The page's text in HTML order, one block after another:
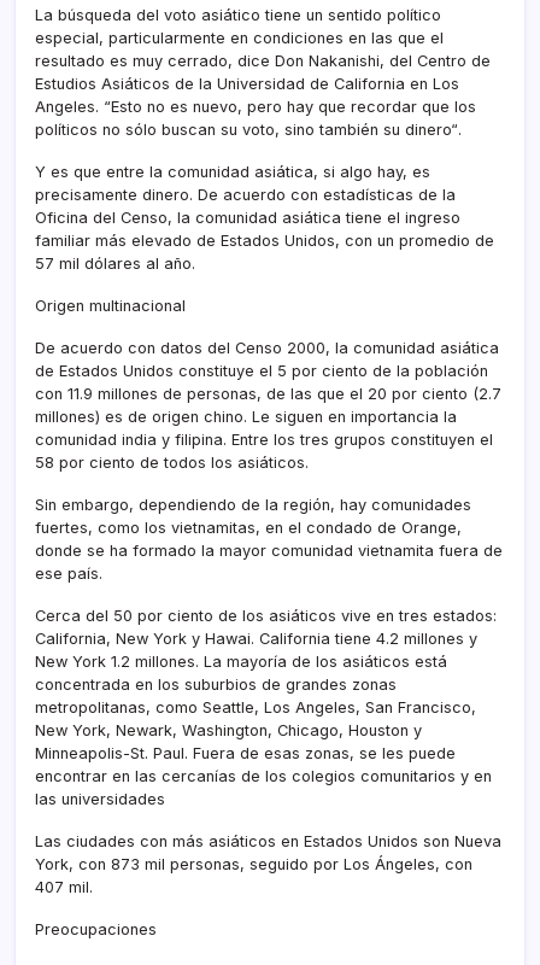
La búsqueda del voto asiático tiene un sentido polí­tico
especial, particularmente en condiciones en las que el
resultado es muy cerrado, dice Don Nakanishi, del Centro de
Estudios Asiáticos de la Universidad de California en Los
Angeles. “Esto no es nuevo, pero hay que recordar que los
polí­ticos no sólo buscan su voto, sino también su dinero“.
Y es que entre la comunidad asiática, si algo hay, es
precisamente dinero. De acuerdo con estadí­sticas de la
Oficina del Censo, la comunidad asiática tiene el ingreso
familiar más elevado de Estados Unidos, con un promedio de
57 mil dólares al año.
Origen multinacional
De acuerdo con datos del Censo 2000, la comunidad asiática
de Estados Unidos constituye el 5 por ciento de la población
con 11.9 millones de personas, de las que el 20 por ciento (2.7
millones) es de origen chino. Le siguen en importancia la
comunidad india y filipina. Entre los tres grupos constituyen el
58 por ciento de todos los asiáticos.
Sin embargo, dependiendo de la región, hay comunidades
fuertes, como los vietnamitas, en el condado de Orange,
donde se ha formado la mayor comunidad vietnamita fuera de
ese paí­s.
Cerca del 50 por ciento de los asiáticos vive en tres estados:
California, New York y Hawai. California tiene 4.2 millones y
New York 1.2 millones. La mayorí­a de los asiáticos está
concentrada en los suburbios de grandes zonas
metropolitanas, como Seattle, Los Angeles, San Francisco,
New York, Newark, Washington, Chicago, Houston y
Minneapolis-St. Paul. Fuera de esas zonas, se les puede
encontrar en las cercaní­as de los colegios comunitarios y en
las universidades
Las ciudades con más asiáticos en Estados Unidos son Nueva
York, con 873 mil personas, seguido por Los Ángeles, con
407 mil.
Preocupaciones